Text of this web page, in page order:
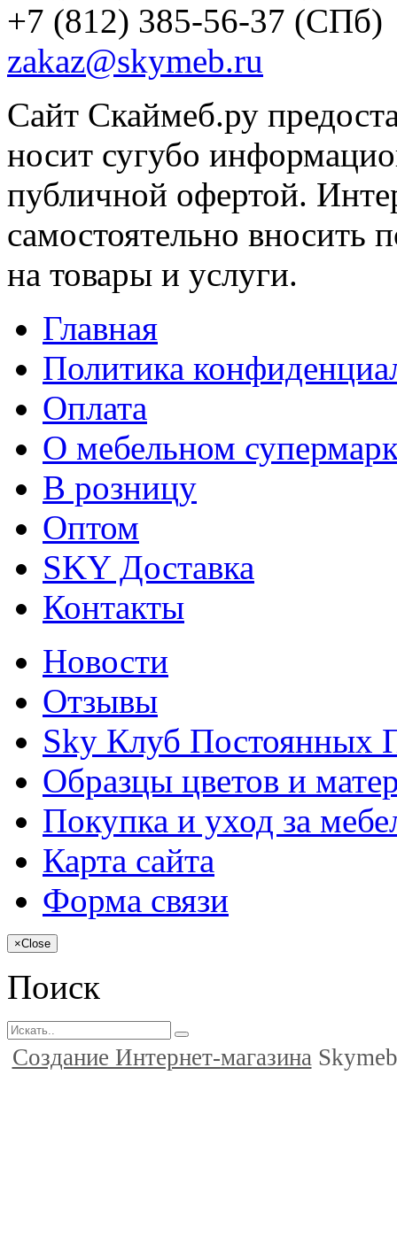
+7 (812) 385-56-37 (СПб)
zakaz@skymeb.ru
Сайт Скаймеб.ру
носит сугубо
публичной офертой.
самостоятельно вносить
на товары и услуги.
Главная
Политика
Оплата
О мебельном
В розницу
Оптом
SKY Доставка
Контакты
Новости
Отзывы
Sky Клуб Постоянных
Образцы цветов и
Покупка и уход за
Карта сайта
Форма связи
×Close
Поиск
Создание Интернет-магазина